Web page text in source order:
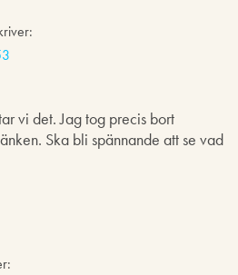
vi det. Jag tog precis bort
Ska bli spännande att se vad